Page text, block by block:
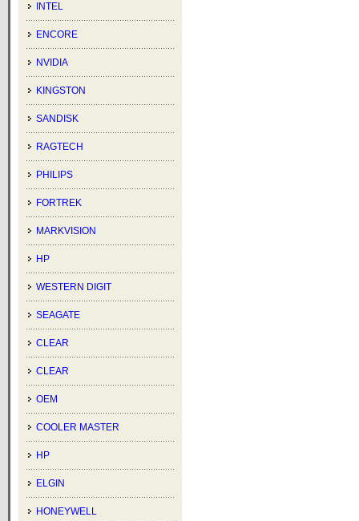
INTEL
ENCORE
NVIDIA
KINGSTON
SANDISK
RAGTECH
PHILIPS
FORTREK
MARKVISION
HP
WESTERN DIGIT
SEAGATE
CLEAR
CLEAR
OEM
COOLER MASTER
HP
ELGIN
HONEYWELL